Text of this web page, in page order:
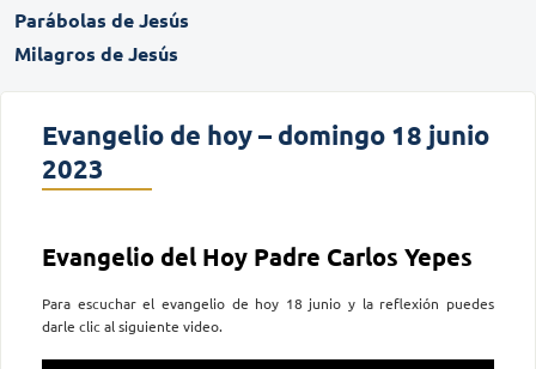
Parábolas de Jesús
Milagros de Jesús
Evangelio de hoy – domingo 18 junio
2023
Evangelio del Hoy Padre Carlos Yepes
Para escuchar el evangelio de hoy 18 junio y la reflexión puedes
darle clic al siguiente video.